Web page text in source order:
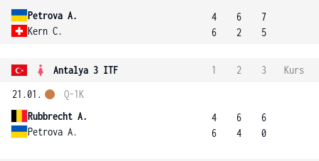
Petrova A.
Kern C.
4
6
6
2
7
5
Antalya 3 ITF 1 2 3
Kurs
21.01.
Rubbrecht A.
Petrova A.
Q-1K
4
6
6
4
6
0